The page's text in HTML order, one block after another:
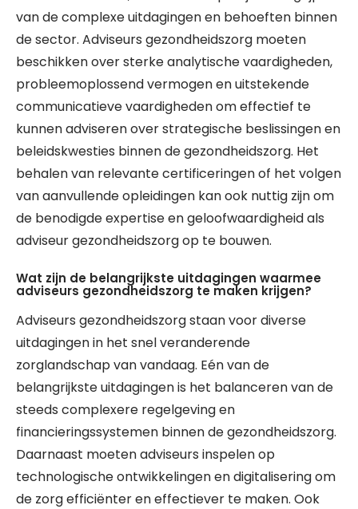
van de complexe uitdagingen en behoeften binnen
de sector. Adviseurs gezondheidszorg moeten
beschikken over sterke analytische vaardigheden,
probleemoplossend vermogen en uitstekende
communicatieve vaardigheden om effectief te
kunnen adviseren over strategische beslissingen en
beleidskwesties binnen de gezondheidszorg. Het
behalen van relevante certificeringen of het volgen
van aanvullende opleidingen kan ook nuttig zijn om
de benodigde expertise en geloofwaardigheid als
adviseur gezondheidszorg op te bouwen.
Wat zijn de belangrijkste uitdagingen waarmee
adviseurs gezondheidszorg te maken krijgen?
Adviseurs gezondheidszorg staan voor diverse
uitdagingen in het snel veranderende
zorglandschap van vandaag. Eén van de
belangrijkste uitdagingen is het balanceren van de
steeds complexere regelgeving en
financieringssystemen binnen de gezondheidszorg.
Daarnaast moeten adviseurs inspelen op
technologische ontwikkelingen en digitalisering om
de zorg efficiënter en effectiever te maken. Ook